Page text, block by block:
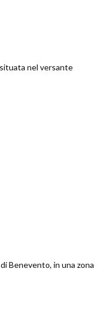
nel versante
Benevento, in una zona